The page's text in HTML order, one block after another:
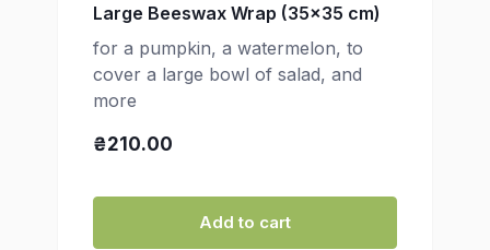
Large Beeswax Wrap (35x35 cm)
for a pumpkin, a watermelon, to
cover a large bowl of salad, and
more
₴210.00
Add to cart